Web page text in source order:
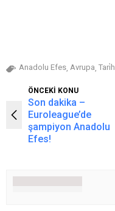
Anadolu Efes Avrupa Tari̇h
ÖNCEKİ KONU
Son dakika –
Euroleague’de
şampiyon Anadolu
Efes!